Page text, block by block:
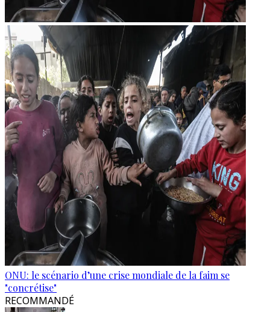
ONU: le scénario d’une crise mondiale de la faim se
"concrétise"
RECOMMANDÉ